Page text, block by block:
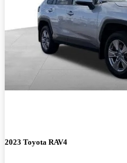
2023 Toyota RAV4